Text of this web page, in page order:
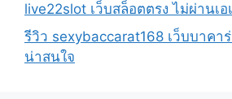
live22slot เว็บสล็อตตรง ไม่ผ่านเ
รีวิว sexybaccarat168 เว็บบาคา
น่าสนใจ